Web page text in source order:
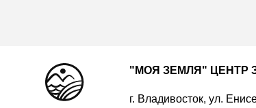
"МОЯ ЗЕМЛЯ" ЦЕНТР
г. Владивосток, ул.